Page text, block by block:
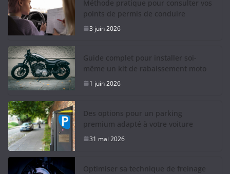
Méthode pratique pour consulter vos
points de permis de conduire
3 juin 2026
Guide complet pour installer soi-
même un kit de rabaissement moto
1 juin 2026
Des options pour un parking
premium adapté à votre voiture
31 mai 2026
Optimiser sa technique de freinage